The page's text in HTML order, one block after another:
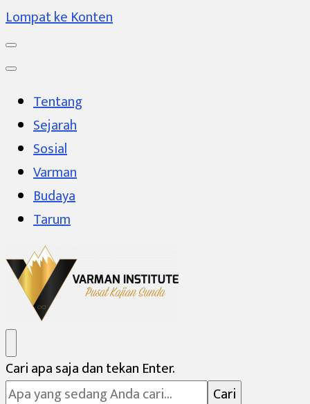
Lompat ke Konten
Tentang
Sejarah
Sosial
Varman
Budaya
Tarum
Varman Institute
Pusat Kajian Sunda
Mencari
Sesuatu?
Cari apa saja dan tekan Enter.